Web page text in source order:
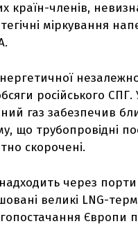
країн-членів,
міркування
російського СПГ.
газ забезпечив
що трубопровідні
скорочені.
через порти
великі LNG-
Європи